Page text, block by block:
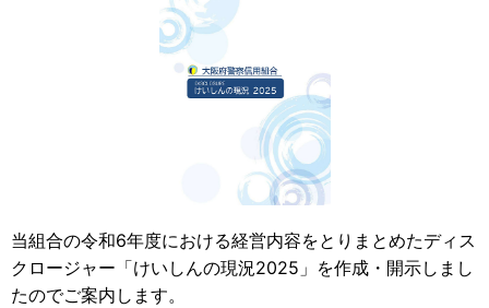
当組合の令和6年度における経営内容をとりまとめたディス
クロージャー「けいしんの現況2025」を作成・開示しまし
たのでご案内します。